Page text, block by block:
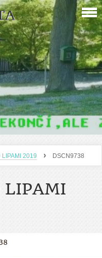
LIPAMI 2019 › DSCN9738
LIPAMI